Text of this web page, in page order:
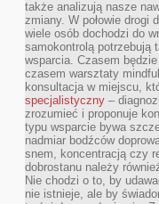
także analizują nasze
zmiany. W połowie drogi
wiele osób dochodzi do
samokontrolą potrzebują
wsparcia. Czasem
czasem warsztaty
konsultacja w miejscu,
specjalistyczny –
zrozumieć i proponuje
typu wsparcie bywa
nadmiar bodźców
snem, koncentracją czy
dobrostanu należy
Nie chodzi o to, by
nie istnieje, ale by